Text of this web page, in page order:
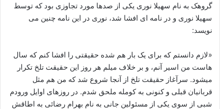
گروهک به نام سهیلا نوری یکی از صدها مورد تجاوزی بود که توسط
سهیلا نوری و در نامه ای افشا شد، نوری در این نامه چنین می
نویسد:
«لازم دانستم که برای یک بار هم شده حقیقتی را افشا کنم که سال
هاست من اسیر آنم، و بر خلاف میلم هر روز این حقیقت تلخ تکرار
میشود. سرآغاز حقیقت تلخ از آنجا شروع شد که من هم مثل
قربانیان قبلی و کنونی به کومله ملحق شدم. در روزهای اوایل ورودم
شبی از سوی یکی از مسئولین جانی به نام بهرام رضائی به اطاقش